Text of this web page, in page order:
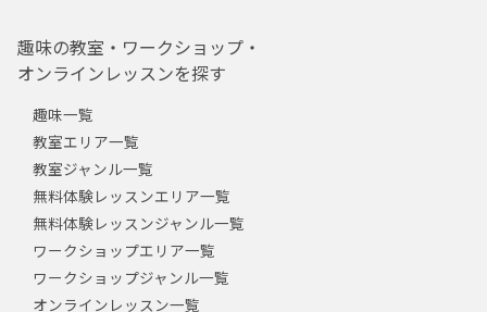
趣味の教室・ワークショップ・
オンラインレッスンを探す
趣味一覧
教室エリア一覧
教室ジャンル一覧
無料体験レッスンエリア一覧
無料体験レッスンジャンル一覧
ワークショップエリア一覧
ワークショップジャンル一覧
オンラインレッスン一覧